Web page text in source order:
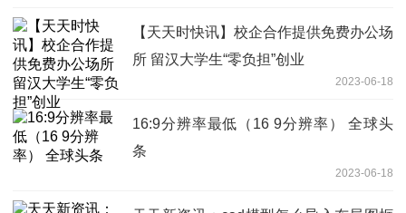
【天天时快讯】校企合作提供免费办公场
所 留汉大学生“零负担”创业
2023-06-18
16:9分辨率最低（16 9分辨率） 全球头
条
2023-06-18